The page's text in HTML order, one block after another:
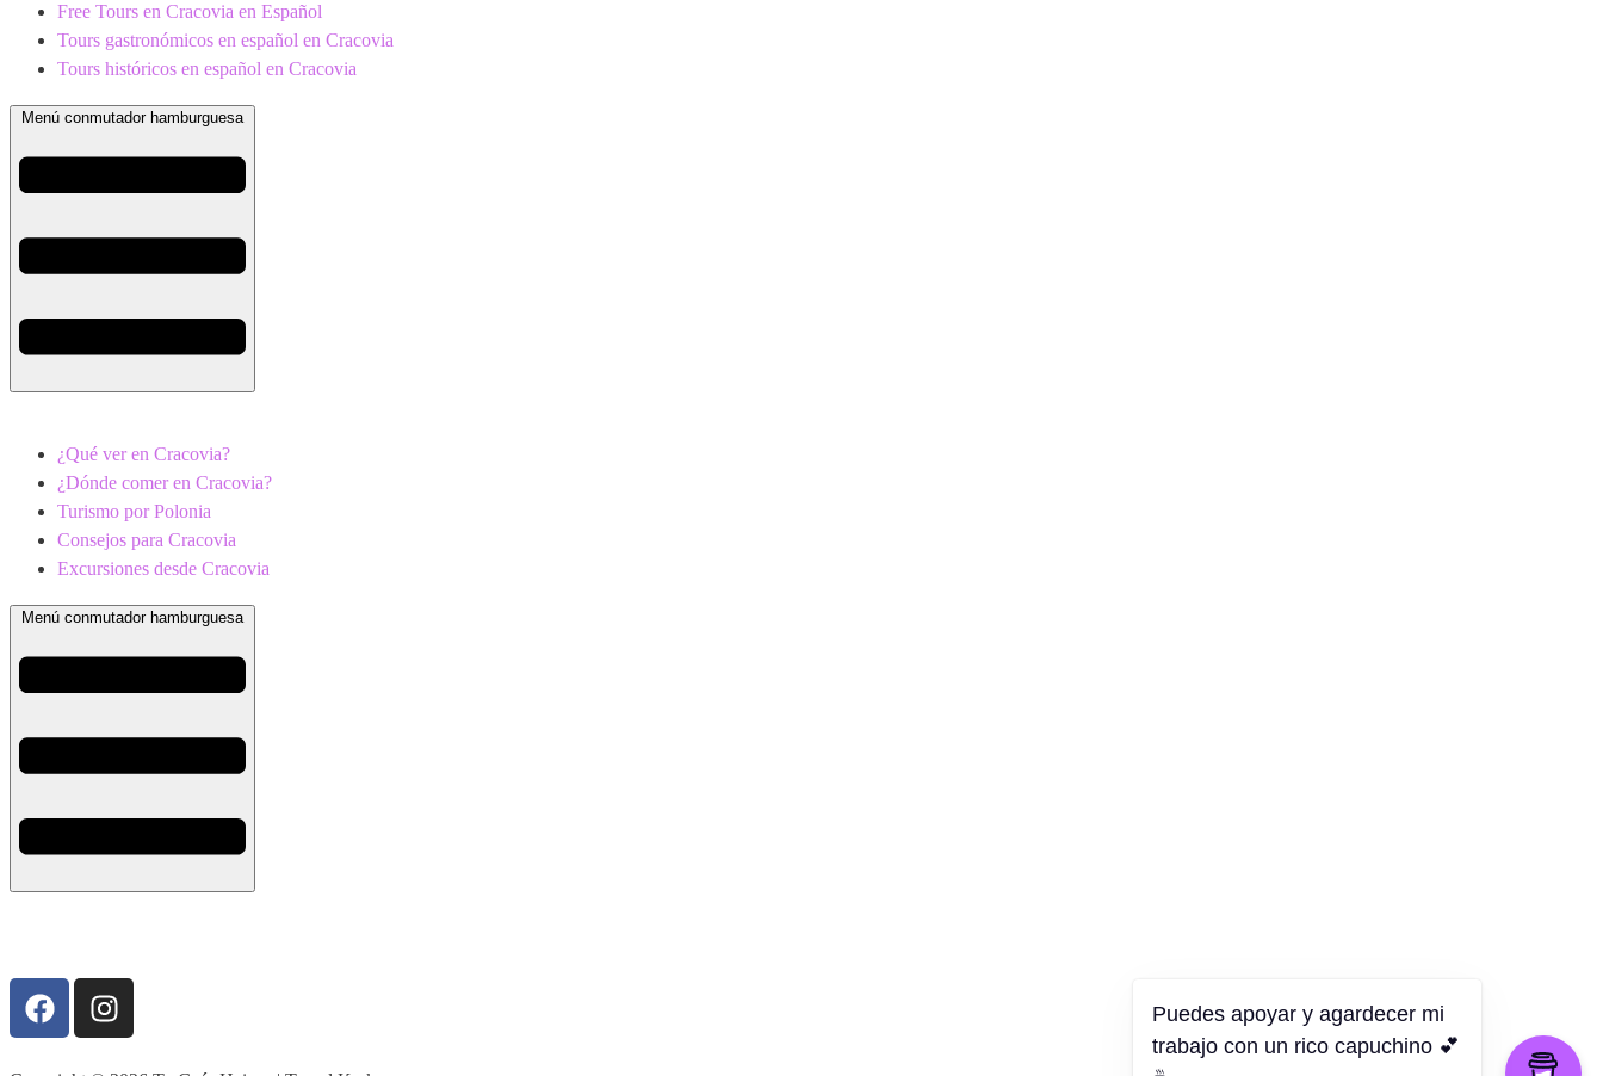
Free Tours en Cracovia en Español
Tours gastronómicos en español en Cracovia
Tours históricos en español en Cracovia
Menú conmutador hamburguesa
¿Qué ver en Cracovia?
¿Dónde comer en Cracovia?
Turismo por Polonia
Consejos para Cracovia
Excursiones desde Cracovia
Menú conmutador hamburguesa
Puedes apoyar y agardecer mi
trabajo con un rico capuchino 💕